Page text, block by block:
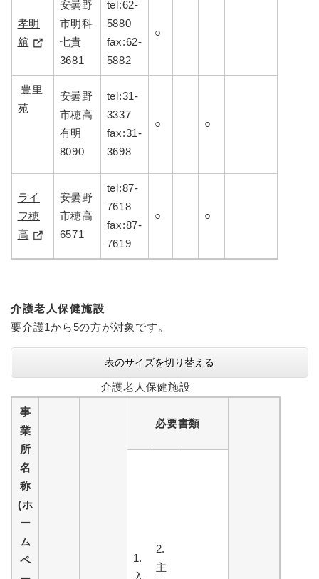
孝明
舘
安曇野
市明科
七貴
3681
tel:62-
5880
fax:62-
5882
○
豊里
苑
安曇野
市穂高
有明
8090
tel:31-
3337
fax:31-
3698
○ ○
ライ
フ穂
高
安曇野
市穂高
6571
tel:87-
7618
fax:87-
7619
○ ○
介護老人保健施設
要介護1から5の方が対象です。
表のサイズを切り替える
介護老人保健施設
事
業
所
名
称
(ホ
ー
ム
ペ
必要書類
1.
2.
主